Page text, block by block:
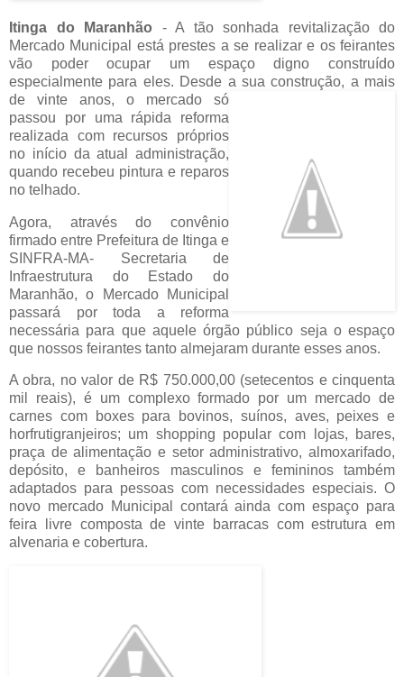
Itinga do Maranhão - A tão sonhada revitalização do
Mercado Municipal está prestes a se realizar e os feirantes
vão poder ocupar um espaço digno construído
especialmente para eles. Desde a sua construção, a mais
de vinte anos, o mercado só
passou por uma rápida reforma
realizada com recursos próprios
no início da atual administração,
quando recebeu pintura e reparos
no telhado.
Agora, através do convênio
firmado entre Prefeitura de Itinga e
SINFRA-MA- Secretaria de
Infraestrutura do Estado do
Maranhão, o Mercado Municipal
passará por toda a reforma
necessária para que aquele órgão público seja o espaço
que nossos feirantes tanto almejaram durante esses anos.
A obra, no valor de R$ 750.000,00 (setecentos e cinquenta
mil reais), é um complexo formado por um mercado de
carnes com boxes para bovinos, suínos, aves, peixes e
horfrutigranjeiros; um shopping popular com lojas, bares,
praça de alimentação e setor administrativo, almoxarifado,
depósito, e banheiros masculinos e femininos também
adaptados para pessoas com necessidades especiais. O
novo mercado Municipal contará ainda com espaço para
feira livre composta de vinte barracas com estrutura em
alvenaria e cobertura.